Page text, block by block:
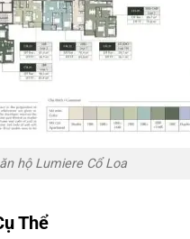
hộ Lumiere Cổ Loa
Thể